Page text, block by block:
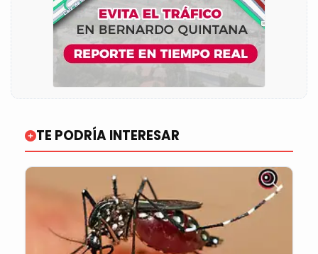
TE PODRÍA INTERESAR